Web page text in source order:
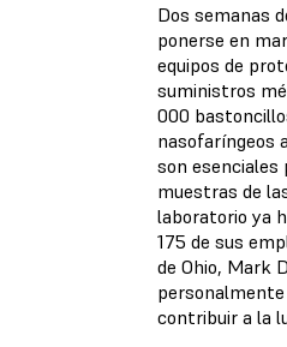
Dos semanas
ponerse en
equipos de
suministros
000
nasofaríngeos
son esenciales
muestras de
laboratorio ya
175 de sus
de Ohio, Mark
contribuir a la